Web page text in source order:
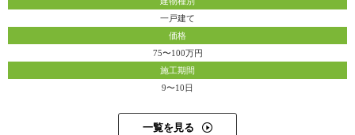
一戸建て
価格
75〜100万円
施工期間
9〜10日
一覧を見る